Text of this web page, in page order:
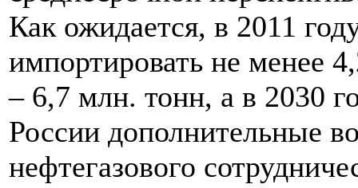
Как ожидается, в 2011
импортировать не менее
– 6,7 млн. тонн, а в 2030
России дополнительные
нефтегазового